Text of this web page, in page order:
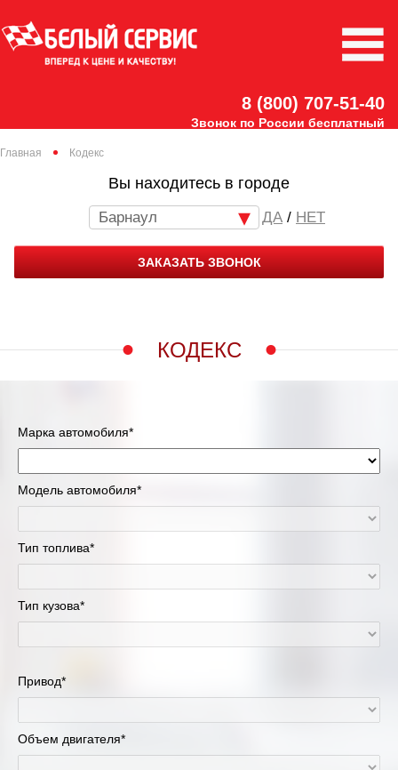
8 (800) 707-51-40
Звонок по России бесплатный
Главная Кодекс
Вы находитесь в городе
Барнаул / НЕТ
ЗАКАЗАТЬ ЗВОНОК
КОДЕКС
Марка автомобиля*
Модель автомобиля*
Тип топлива*
Тип кузова*
Привод*
Объем двигателя*